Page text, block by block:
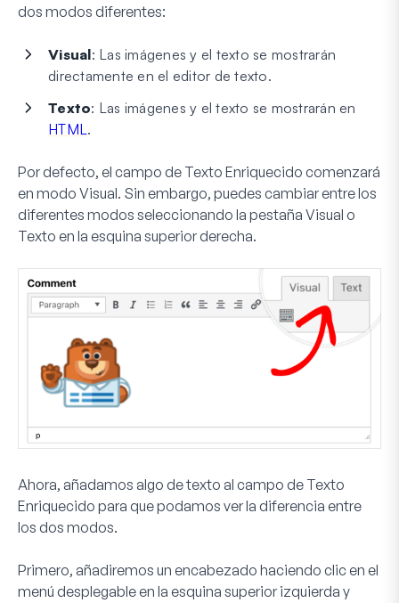
dos modos diferentes:
Visual: Las imágenes y el texto se mostrarán
directamente en el editor de texto.
Texto: Las imágenes y el texto se mostrarán en
HTML .
Por defecto, el campo de Texto Enriquecido comenzará
en modo Visual. Sin embargo, puedes cambiar entre los
diferentes modos seleccionando la pestaña Visual o
Texto en la esquina superior derecha.
Ahora, añadamos algo de texto al campo de Texto
Enriquecido para que podamos ver la diferencia entre
los dos modos.
Primero, añadiremos un encabezado haciendo clic en el
menú desplegable en la esquina superior izquierda y